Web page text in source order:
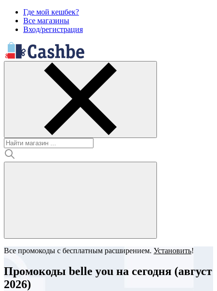
Где мой кешбек?
Все магазины
Вход/регистрация
Все промокоды с бесплатным расширением. Установить!
Промокоды belle you на сегодня (август
2026)